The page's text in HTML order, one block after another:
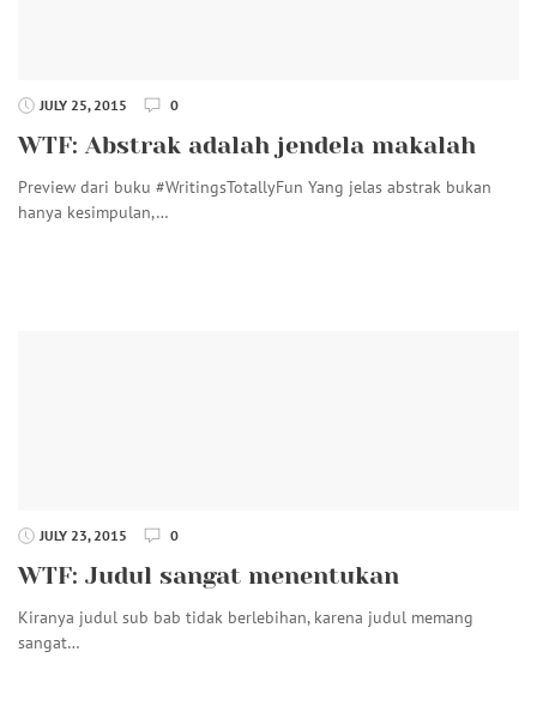
JULY 25, 2015 0
WTF: Abstrak adalah jendela makalah
Preview dari buku #WritingsTotallyFun Yang jelas abstrak bukan
hanya kesimpulan,…
JULY 23, 2015 0
WTF: Judul sangat menentukan
Kiranya judul sub bab tidak berlebihan, karena judul memang
sangat…